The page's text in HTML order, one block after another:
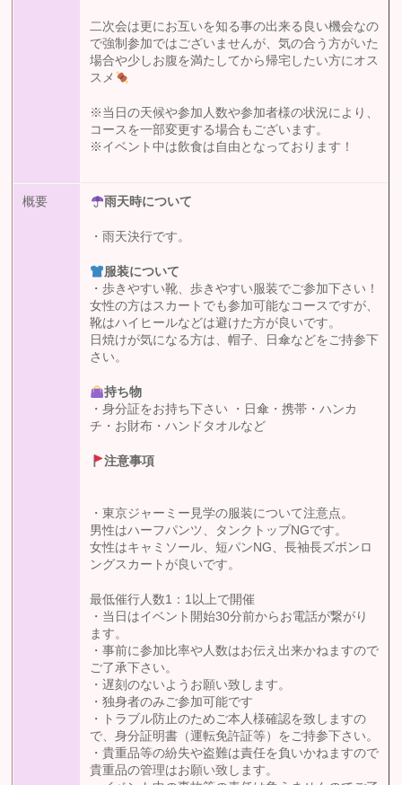
二次会は更にお互いを知る事の出来る良い機会なの
で強制参加ではございませんが、気の合う方がいた
場合や少しお腹を満たしてから帰宅したい方にオス
スメ
※当日の天候や参加人数や参加者様の状況により、
コースを一部変更する場合もございます。
※イベント中は飲食は自由となっております！
概要 雨天時について
・雨天決行です。
服装について
・歩きやすい靴、歩きやすい服装でご参加下さい！
女性の方はスカートでも参加可能なコースですが、
靴はハイヒールなどは避けた方が良いです。
日焼けが気になる方は、帽子、日傘などをご持参下
さい。
持ち物
・身分証をお持ち下さい ・日傘・携帯・ハンカ
チ・お財布・ハンドタオルなど
注意事項
・東京ジャーミー見学の服装について注意点。
男性はハーフパンツ、タンクトップNGです。
女性はキャミソール、短パンNG、長袖長ズボンロ
ングスカートが良いです。
最低催行人数1：1以上で開催
・当日はイベント開始30分前からお電話が繋がり
ます。
・事前に参加比率や人数はお伝え出来かねますので
ご了承下さい。
・遅刻のないようお願い致します。
・独身者のみご参加可能です
・トラブル防止のためご本人様確認を致しますの
で、身分証明書（運転免許証等）をご持参下さい。
・貴重品等の紛失や盗難は責任を負いかねますので
貴重品の管理はお願い致します。